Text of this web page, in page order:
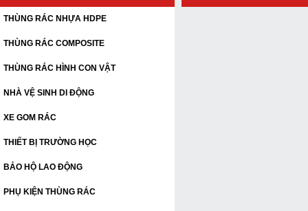
THÙNG RÁC NHỰA HDPE
THÙNG RÁC COMPOSITE
THÙNG RÁC HÌNH CON VẬT
NHÀ VỆ SINH DI ĐỘNG
XE GOM RÁC
THIẾT BỊ TRƯỜNG HỌC
BẢO HỘ LAO ĐỘNG
PHỤ KIỆN THÙNG RÁC